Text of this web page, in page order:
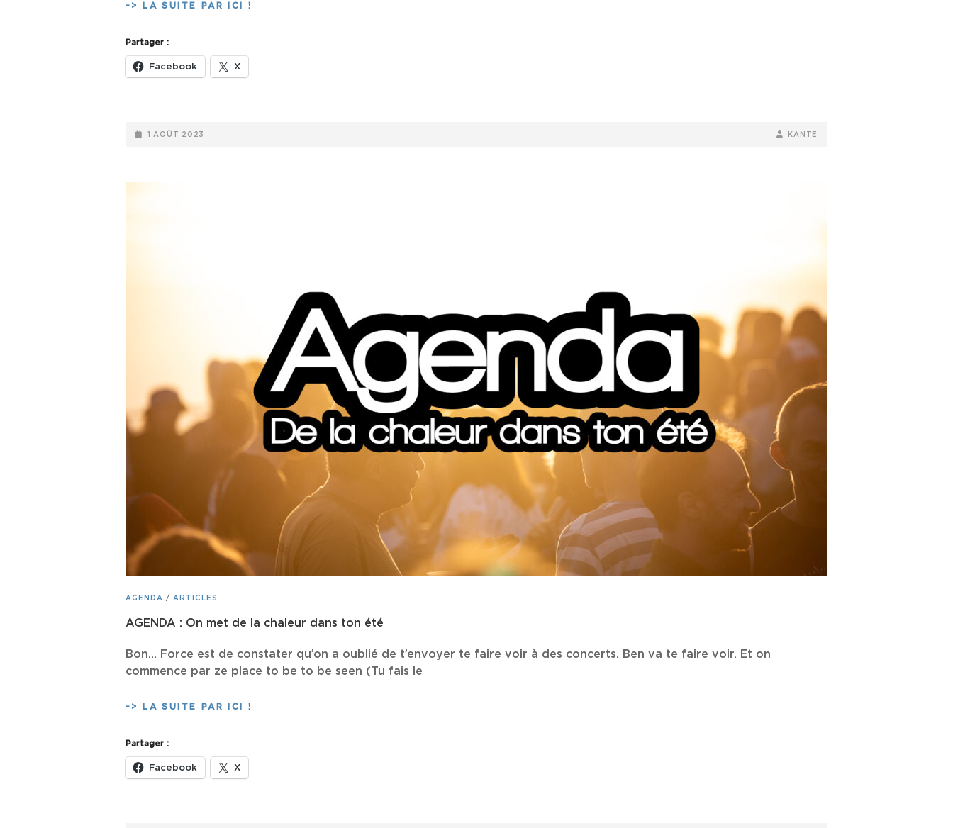
-> LA SUITE PAR ICI !
Partager :
Facebook X
POSTED-
1 AOÛT 2023
BY
BYLINEKANTE
CAT
AGENDA / ARTICLES
AGENDA : On met de la chaleur dans ton été
Bon… Force est de constater qu’on a oublié de t’envoyer te faire voir à des concerts. Ben va te faire voir. Et on
commence par ze place to be to be seen (Tu fais le
-> LA SUITE PAR ICI !
Partager :
Facebook X